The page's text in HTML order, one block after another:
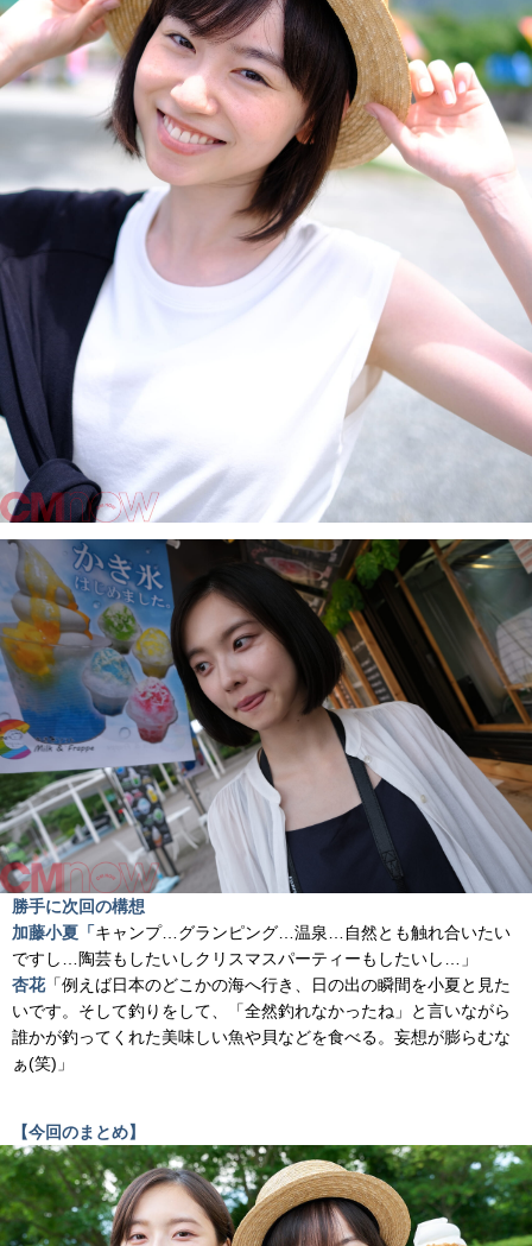
勝手に次回の構想
加藤小夏「キャンプ…グランピング…温泉…自然とも触れ合いたい
ですし…陶芸もしたいしクリスマスパーティーもしたいし…」
杏花「例えば日本のどこかの海へ行き、日の出の瞬間を小夏と見た
いです。そして釣りをして、「全然釣れなかったね」と言いながら
誰かが釣ってくれた美味しい魚や貝などを食べる。妄想が膨らむな
ぁ(笑)」
【今回のまとめ】